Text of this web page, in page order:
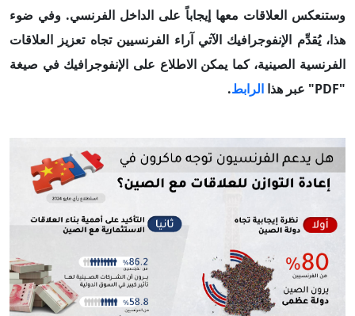
وستنعكس العلاقات معها إيجاباً على الداخل الفرنسي. وفي ضوء
هذا، يُقدِّم الإنفوجرافيك الآتي آراء الفرنسيين تجاه تعزيز العلاقات
الفرنسية الصينية، كما يمكن الاطلاع على الإنفوجرافيك في صيغة
"PDF" عبر هذا
الرابط.